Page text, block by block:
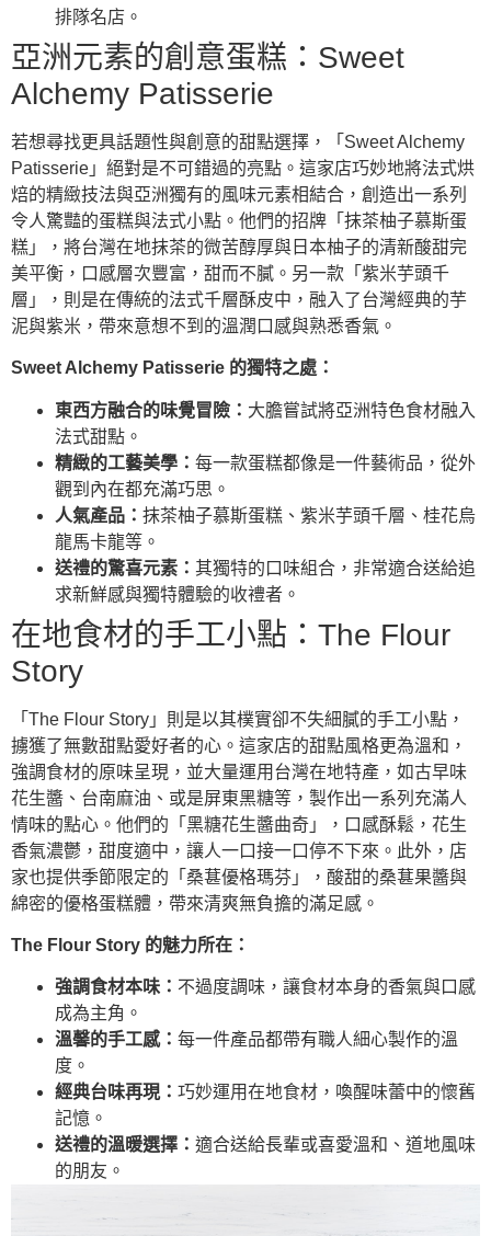
排隊名店。
亞洲元素的創意蛋糕：Sweet
Alchemy Patisserie
若想尋找更具話題性與創意的甜點選擇，「Sweet Alchemy
Patisserie」絕對是不可錯過的亮點。這家店巧妙地將法式烘
焙的精緻技法與亞洲獨有的風味元素相結合，創造出一系列
令人驚豔的蛋糕與法式小點。他們的招牌「抹茶柚子慕斯蛋
糕」，將台灣在地抹茶的微苦醇厚與日本柚子的清新酸甜完
美平衡，口感層次豐富，甜而不膩。另一款「紫米芋頭千
層」，則是在傳統的法式千層酥皮中，融入了台灣經典的芋
泥與紫米，帶來意想不到的溫潤口感與熟悉香氣。
Sweet Alchemy Patisserie 的獨特之處：
東西方融合的味覺冒險： 大膽嘗試將亞洲特色食材融入
法式甜點。
精緻的工藝美學： 每一款蛋糕都像是一件藝術品，從外
觀到內在都充滿巧思。
人氣產品： 抹茶柚子慕斯蛋糕、紫米芋頭千層、桂花烏
龍馬卡龍等。
送禮的驚喜元素： 其獨特的口味組合，非常適合送給追
求新鮮感與獨特體驗的收禮者。
在地食材的手工小點：The Flour
Story
「The Flour Story」則是以其樸實卻不失細膩的手工小點，
擄獲了無數甜點愛好者的心。這家店的甜點風格更為溫和，
強調食材的原味呈現，並大量運用台灣在地特產，如古早味
花生醬、台南麻油、或是屏東黑糖等，製作出一系列充滿人
情味的點心。他們的「黑糖花生醬曲奇」，口感酥鬆，花生
香氣濃鬱，甜度適中，讓人一口接一口停不下來。此外，店
家也提供季節限定的「桑葚優格瑪芬」，酸甜的桑葚果醬與
綿密的優格蛋糕體，帶來清爽無負擔的滿足感。
The Flour Story 的魅力所在：
強調食材本味： 不過度調味，讓食材本身的香氣與口感
成為主角。
溫馨的手工感： 每一件產品都帶有職人細心製作的溫
度。
經典台味再現： 巧妙運用在地食材，喚醒味蕾中的懷舊
記憶。
送禮的溫暖選擇： 適合送給長輩或喜愛溫和、道地風味
的朋友。